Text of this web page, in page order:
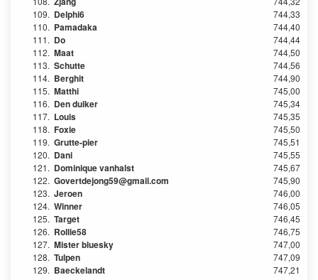
109. Delphi6
744,33
110. Pamadaka
744,40
111. Do
744,44
112. Maat
744,50
113. Schutte
744,56
114. Berghit
744,90
115. Matthi
745,00
116. Den duiker
745,34
117. Louis
745,35
118. Foxie
745,50
119. Grutte-pier
745,51
120. Dani
745,55
121. Dominique vanhalst
745,67
122. Govertdejong59@gmail.com
745,90
123. Jeroen
746,00
124. Winner
746,05
125. Target
746,45
126. Rollie58
746,75
127. Mister bluesky
747,00
128. Tulpen
747,09
129. Baeckelandt
747,21